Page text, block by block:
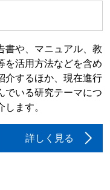
書や、マニュアル、教
を活用方法などを含め
介するほか、現在進行
でいる研究テーマにつ
します。
詳しく見る